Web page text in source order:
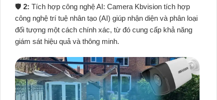
🛡 2: Tích hợp công nghệ AI: Camera Kbvision tích hợp
công nghệ trí tuệ nhân tạo (AI) giúp nhận diện và phân loại
đối tượng một cách chính xác, từ đó cung cấp khả năng
giám sát hiệu quả và thông minh.